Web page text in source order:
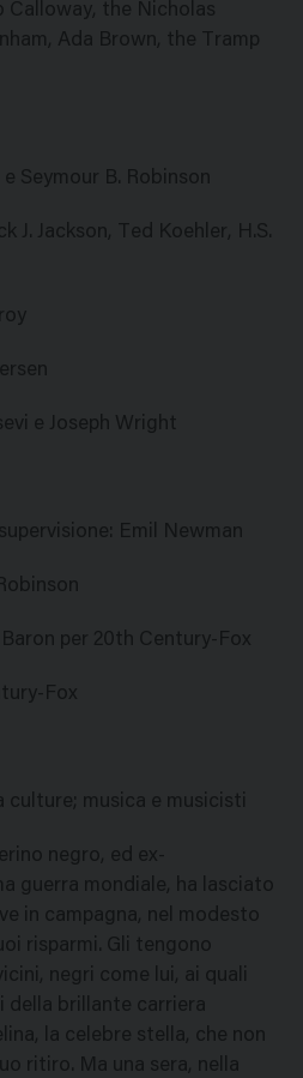
Calloway, the Nicholas
Ada Brown, the Tramp
Seymour B. Robinson
J. Jackson, Ted Koehler, H.S.
e Joseph Wright
: Emil Newman
per 20th Century-Fox
Fox
culture; musica e musicisti
negro, ed ex-
guerra mondiale, ha lasciato
in campagna, nel modesto
risparmi. Gli tengono
negri come lui, ai quali
della brillante carriera
la celebre stella, che non
ritiro. Ma una sera, nella